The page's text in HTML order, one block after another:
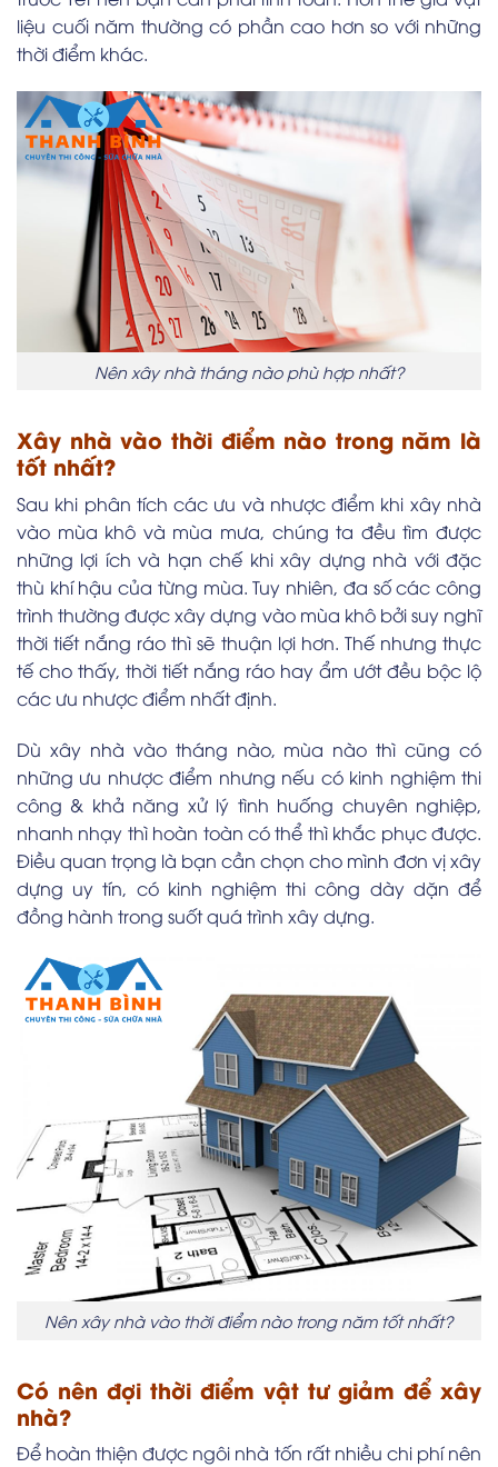
liệu cuối năm thường có phần cao hơn so với những
thời điểm khác.
Nên xây nhà tháng nào phù hợp nhất?
Xây nhà vào thời điểm nào trong năm là
tốt nhất?
Sau khi phân tích các ưu và nhược điểm khi xây nhà
vào mùa khô và mùa mưa, chúng ta đều tìm được
những lợi ích và hạn chế khi xây dựng nhà với đặc
thù khí hậu của từng mùa. Tuy nhiên, đa số các công
trình thường được xây dựng vào mùa khô bởi suy nghĩ
thời tiết nắng ráo thì sẽ thuận lợi hơn. Thế nhưng thực
tế cho thấy, thời tiết nắng ráo hay ẩm ướt đều bộc lộ
các ưu nhược điểm nhất định.
Dù xây nhà vào tháng nào, mùa nào thì cũng có
những ưu nhược điểm nhưng nếu có kinh nghiệm thi
công & khả năng xử lý tình huống chuyên nghiệp,
nhanh nhạy thì hoàn toàn có thể thì khắc phục được.
Điều quan trọng là bạn cần chọn cho mình đơn vị xây
dựng uy tín, có kinh nghiệm thi công dày dặn để
đồng hành trong suốt quá trình xây dựng.
Nên xây nhà vào thời điểm nào trong năm tốt nhất?
Có nên đợi thời điểm vật tư giảm để xây
nhà?
Để hoàn thiện được ngôi nhà tốn rất nhiều chi phí nên